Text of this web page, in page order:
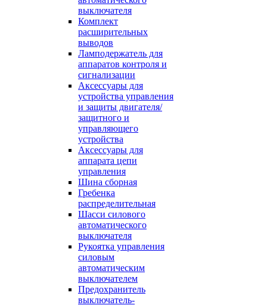
выключателя
Комплект
расширительных
выводов
Ламподержатель для
аппаратов контроля и
сигнализации
Аксессуары для
устройства управления
и защиты двигателя/
защитного и
управляющего
устройства
Аксессуары для
аппарата цепи
управления
Шина сборная
Гребенка
распределительная
Шасси силового
автоматического
выключателя
Рукоятка управления
силовым
автоматическим
выключателем
Предохранитель
выключатель-